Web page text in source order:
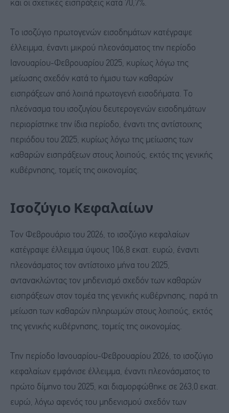
και οι σχετικές εισπράξεις κατά 70,7%.
Το ισοζύγιο πρωτογενών εισοδημάτων κατέγραψε
έλλειμμα, έναντι μικρού πλεονάσματος την περίοδο
Ιανουαρίου-Φεβρουαρίου 2025, κυρίως λόγω της
μείωσης σχεδόν κατά το ήμισυ των καθαρών
εισπράξεων από λοιπά πρωτογενή εισοδήματα. Το
πλεόνασμα του ισοζυγίου δευτερογενών εισοδημάτων
περιορίστηκε την ίδια περίοδο, έναντι της αντίστοιχης
περιόδου του 2025, κυρίως λόγω της μείωσης των
καθαρών εισπράξεων στους λοιπούς, εκτός της γενικής
κυβέρνησης, τομείς της οικονομίας.
Ισοζύγιο Κεφαλαίων
Τον Φεβρουάριο του 2026, το ισοζύγιο κεφαλαίων
κατέγραψε έλλειμμα ύψους 106,8 εκατ. ευρώ, έναντι
πλεονάσματος τον αντίστοιχο μήνα του 2025,
αντανακλώντας τον μηδενισμό σχεδόν των καθαρών
εισπράξεων στον τομέα της γενικής κυβέρνησης, παρά τη
μείωση των καθαρών πληρωμών στους λοιπούς, εκτός
της γενικής κυβέρνησης, τομείς της οικονομίας.
Την περίοδο Ιανουαρίου-Φεβρουαρίου 2026, το ισοζύγιο
κεφαλαίων εμφάνισε έλλειμμα, έναντι πλεονάσματος το
πρώτο δίμηνο του 2025, και διαμορφώθηκε σε 263,0 εκατ.
ευρώ, λόγω αφενός του μηδενισμού σχεδόν των